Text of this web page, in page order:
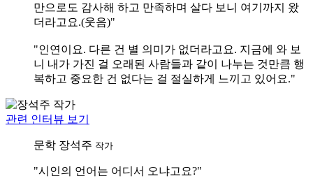
만으로도 감사해 하고 만족하며 살다 보니 여기까지 왔
더라고요.(웃음)"
"인연이요. 다른 건 별 의미가 없더라고요. 지금에 와 보
니 내가 가진 걸 오래된 사람들과 같이 나누는 것만큼 행
복하고 중요한 건 없다는 걸 절실하게 느끼고 있어요."
관련 인터뷰 보기
문학 장석주 작가
"시인의 언어는 어디서 오냐고요?"